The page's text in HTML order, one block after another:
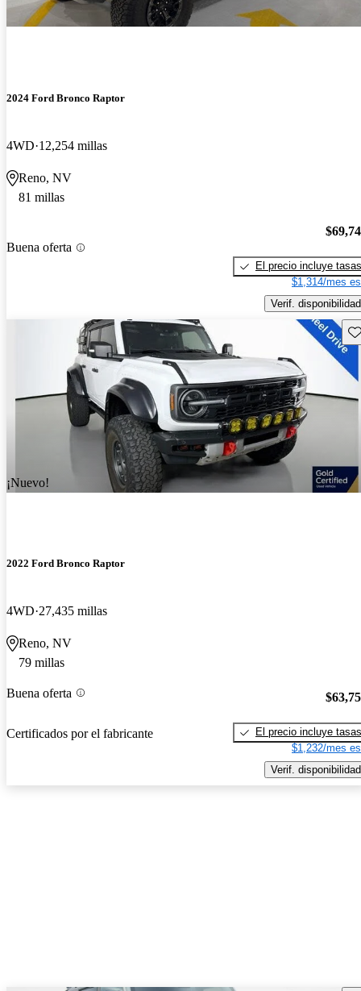
2024 Ford Bronco Raptor
4WD 12,254 millas
Reno, NV
81 millas
Buena oferta
El precio incluye tasas
$1,314/mes
Verif. disponibilidad
¡Nuevo!
2022 Ford Bronco Raptor
4WD 27,435 millas
Reno, NV
79 millas
Buena oferta
Certificados por el fabricante
El precio incluye tasas
$1,232/mes
Verif. disponibilidad